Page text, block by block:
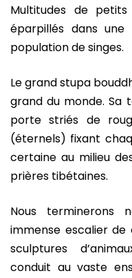
Multitudes de
éparpillés dans
population de singes.
Le grand stupa
grand du monde. Sa
porte striés de
(éternels) fixant
certaine au milieu
prières tibétaines.
Nous terminerons
immense escalier
sculptures
conduit au vaste